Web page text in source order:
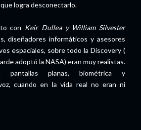
logra desconectarlo.
con Keir Dullea y William Silvester
diseñadores informáticos y asesores
espaciales, sobre todo la Discovery (
adoptó la NASA) eran muy realistas.
pantallas planas, biométrica y
cuando en la vida real no eran ni